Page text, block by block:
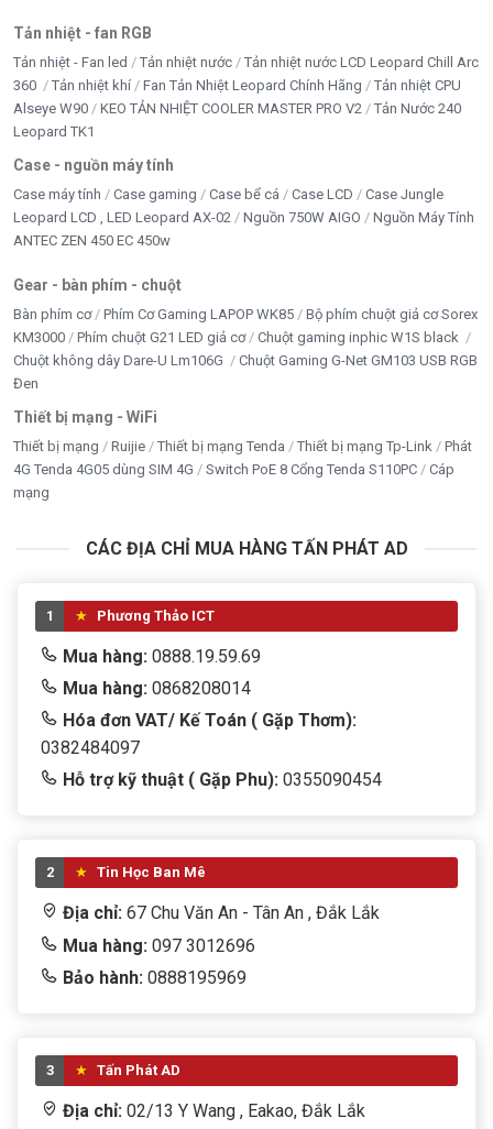
Tản nhiệt - fan RGB
Tản nhiệt - Fan led Tản nhiệt nước
Tản nhiệt nước LCD Leopard Chill Arc
360
Tản nhiệt khí Fan Tản Nhiệt Leopard Chính Hãng
Tản nhiệt CPU
Alseye W90
KEO TẢN NHIỆT COOLER MASTER PRO V2
Tản Nước 240
Leopard TK1
Case - nguồn máy tính
Case máy tính Case gaming Case bể cá Case LCD
Case Jungle
Leopard LCD , LED Leopard AX-02
Nguồn 750W AIGO
Nguồn Máy Tính
ANTEC ZEN 450 EC 450w
Gear - bàn phím - chuột
Bàn phím cơ Phím Cơ Gaming LAPOP WK85
Bộ phím chuột giả cơ Sorex
KM3000
Phím chuột G21 LED giả cơ
Chuột gaming inphic W1S black
Chuột không dây Dare-U Lm106G
Chuột Gaming G-Net GM103 USB RGB
Đen
Thiết bị mạng - WiFi
Thiết bị mạng Ruijie Thiết bị mạng Tenda Thiết bị mạng Tp-Link
Phát
4G Tenda 4G05 dùng SIM 4G
Switch PoE 8 Cổng Tenda S110PC
Cáp
mạng
CÁC ĐỊA CHỈ MUA HÀNG TẤN PHÁT AD
1 Phương Thảo ICT
Mua hàng: 0888.19.59.69
Mua hàng: 0868208014
Hóa đơn VAT/ Kế Toán ( Gặp Thơm):
0382484097
Hỗ trợ kỹ thuật ( Gặp Phu): 0355090454
2 Tin Học Ban Mê
Địa chỉ: 67 Chu Văn An - Tân An , Đắk Lắk
Mua hàng: 097 3012696
Bảo hành: 0888195969
3 Tấn Phát AD
Địa chỉ: 02/13 Y Wang , Eakao, Đắk Lắk